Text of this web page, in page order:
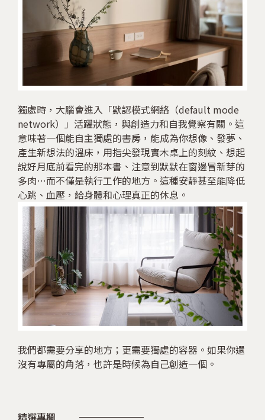
獨處時，大腦會進入「默認模式網絡（default mode
network）」活躍狀態，與創造力和自我覺察有關。這
意味著一個能自主獨處的書房，能成為你想像、發夢、
產生新想法的溫床，用指尖發現實木桌上的刻紋、想起
說好月底前看完的那本書、注意到默默在窗邊冒新芽的
多肉…而不僅是執行工作的地方。這種安靜甚至能降低
心跳、血壓，給身體和心理真正的休息。
我們都需要分享的地方；更需要獨處的容器。如果你還
沒有專屬的角落，也許是時候為自己創造一個。